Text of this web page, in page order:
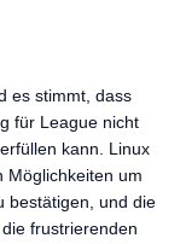
es stimmt, dass
für League nicht
kann. Linux
Möglichkeiten um
bestätigen, und die
frustrierenden